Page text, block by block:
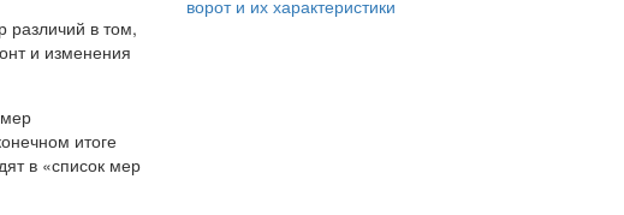
различий в том,
и изменения
итоге
в «список мер
ворот и их характеристики